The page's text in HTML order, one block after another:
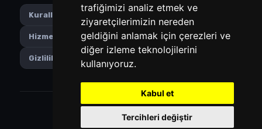
trafiğimizi analiz etmek ve
ziyaretçilerimizin nereden
geldiğini anlamak için çerezleri ve
diğer izleme teknolojilerini
kullanıyoruz.
Kabul et
Tercihleri değiştir
Kurallar
Hizmet Şartları
Gizlilik Politikası
Türkçe
TL
MYSTERISE © 2026. Tüm hakları saklıdır.
Powered by LeaderOS